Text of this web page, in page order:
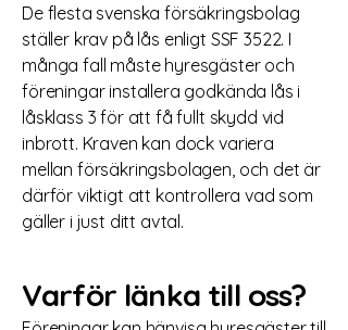
De flesta svenska försäkringsbolag
ställer krav på lås enligt SSF 3522. I
många fall måste hyresgäster och
föreningar installera godkända lås i
låsklass 3 för att få fullt skydd vid
inbrott. Kraven kan dock variera
mellan försäkringsbolagen, och det är
därför viktigt att kontrollera vad som
gäller i just ditt avtal.
Varför länka till oss?